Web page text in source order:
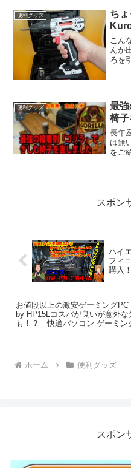
便利グッズ
ち
こん
んか
ろを
とこ
便利グッズ
最
椅子
長年
は無
をご
た。
スポン
ハイ
フィ
購入
お値段以上の激安ゲーミング
by HP15Lコスパが良いが意外な
も！？ 快適パソコン ゲーミン
ホーム 便利グッズ
スポン